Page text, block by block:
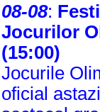
08-08:
Jocurilor
(15:00)
Jocurile
oficial